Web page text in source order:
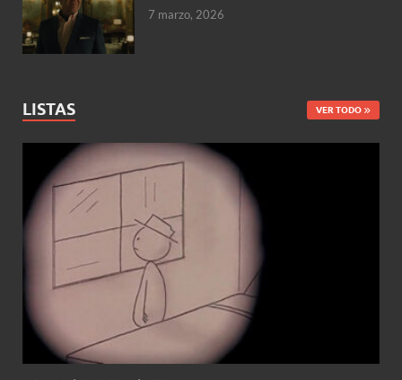
7 marzo, 2026
LISTAS VER TODO